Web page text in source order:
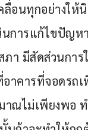
ลื่อนทุกอย่างใ
การแก้ไขปัญห
ภา มีสัดส่วนการ
าคารที่จอดรถ
มาณไม่เพียงพอ